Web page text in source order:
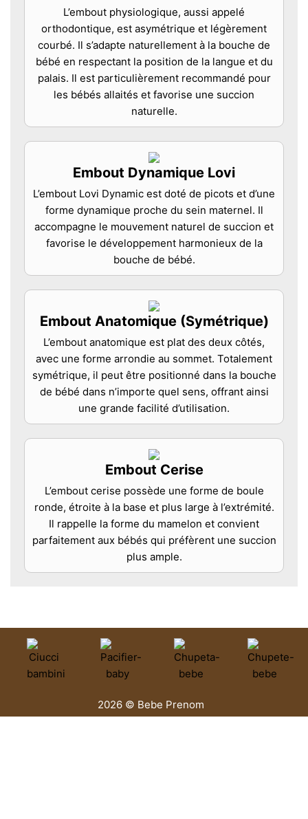
L’embout physiologique, aussi appelé
orthodontique, est asymétrique et légèrement
courbé. Il s’adapte naturellement à la bouche de
bébé en respectant la position de la langue et du
palais. Il est particulièrement recommandé pour
les bébés allaités et favorise une succion
naturelle.
Embout Dynamique Lovi
L’embout Lovi Dynamic est doté de picots et d’une
forme dynamique proche du sein maternel. Il
accompagne le mouvement naturel de succion et
favorise le développement harmonieux de la
bouche de bébé.
Embout Anatomique (Symétrique)
L’embout anatomique est plat des deux côtés,
avec une forme arrondie au sommet. Totalement
symétrique, il peut être positionné dans la bouche
de bébé dans n’importe quel sens, offrant ainsi
une grande facilité d’utilisation.
Embout Cerise
L’embout cerise possède une forme de boule
ronde, étroite à la base et plus large à l’extrémité.
Il rappelle la forme du mamelon et convient
parfaitement aux bébés qui préfèrent une succion
plus ample.
2026 © Bebe Prenom